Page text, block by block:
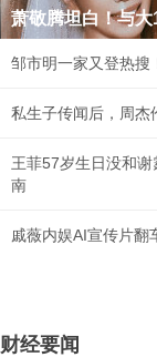
萧敬腾坦白！与
邹市明一家又登热搜
私生子传闻后，周杰
王菲57岁生日没和
南
戚薇内娱AI宣传片翻
财经要闻